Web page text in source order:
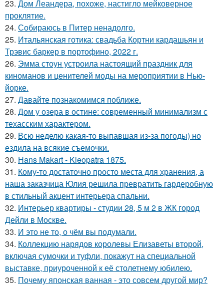
23. Дом Леандера, похоже, настигло мейковерное
проклятие.
24. Собираюсь в Питер ненадолго.
25. Итальянская готика: свадьба Кортни кардашьян и
Трэвис баркер в портофино, 2022 г.
26. Эмма стоун устроила настоящий праздник для
киноманов и ценителей моды на мероприятии в Нью-
йорке.
27. Давайте познакомимся поближе.
28. Дом у озера в остине: современный минимализм с
техасским характером.
29. Всю неделю какая-то выпавшая из-за погоды) но
ездила на всякие съемочки.
30. Hans Makart - Kleopatra 1875.
31. Кому-то достаточно просто места для хранения, а
наша заказчица Юлия решила превратить гардеробную
в стильный акцент интерьера спальни.
32. Интерьер квартиры - студии 28, 5 м 2 в ЖК город
Дейли в Москве.
33. И это не то, о чём вы подумали.
34. Коллекцию нарядов королевы Елизаветы второй,
включая сумочки и туфли, покажут на специальной
выставке, приуроченной к её столетнему юбилею.
35. Почему японская ванная - это совсем другой мир?